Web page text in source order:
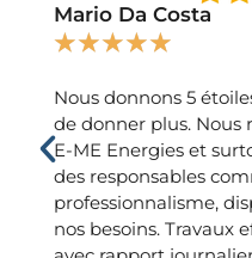
Mario Da Costa
★★★★★
Nous donnons 5
de donner plus. Nous
E-ME Energies et
des responsables
professionnalisme,
nos besoins. Travaux